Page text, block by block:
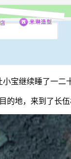
宝继续睡了一
的地，来到了长